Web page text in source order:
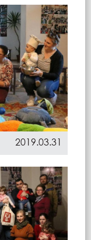
2019.03.31